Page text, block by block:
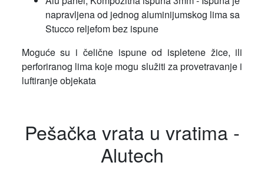
napravljena od jednog aluminijumskog lima sa
Stucco reljefom bez ispune
Moguće su i čelične ispune od ispletene žice, ili
perforiranog lima koje mogu služiti za provetravanje i
luftiranje objekata
Pešačka vrata u vratima -
Alutech